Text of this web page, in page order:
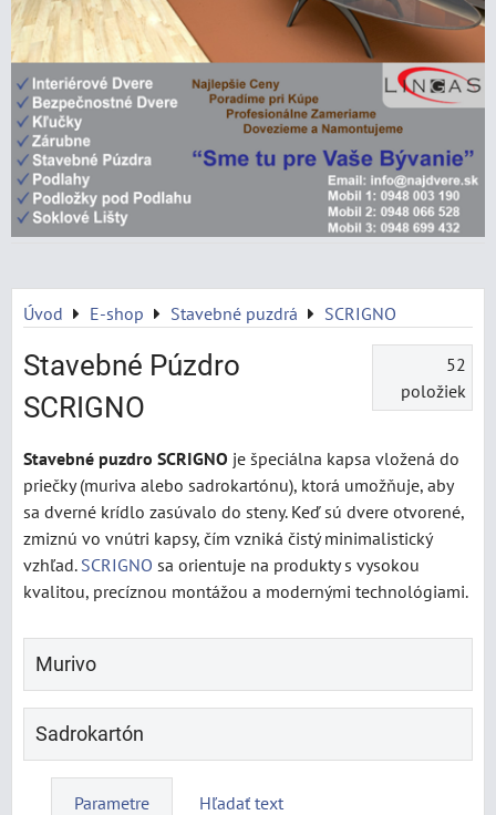
Úvod E-shop Stavebné puzdrá SCRIGNO
Stavebné Púzdro
SCRIGNO
52
položiek
Stavebné puzdro SCRIGNO je špeciálna kapsa vložená do
priečky (muriva alebo sadrokartónu), ktorá umožňuje, aby
sa dverné krídlo zasúvalo do steny. Keď sú dvere otvorené,
zmiznú vo vnútri kapsy, čím vzniká čistý minimalistický
vzhľad. SCRIGNO sa orientuje na produkty s vysokou
kvalitou, precíznou montážou a modernými technológiami.
Murivo
Sadrokartón
Parametre Hľadať text